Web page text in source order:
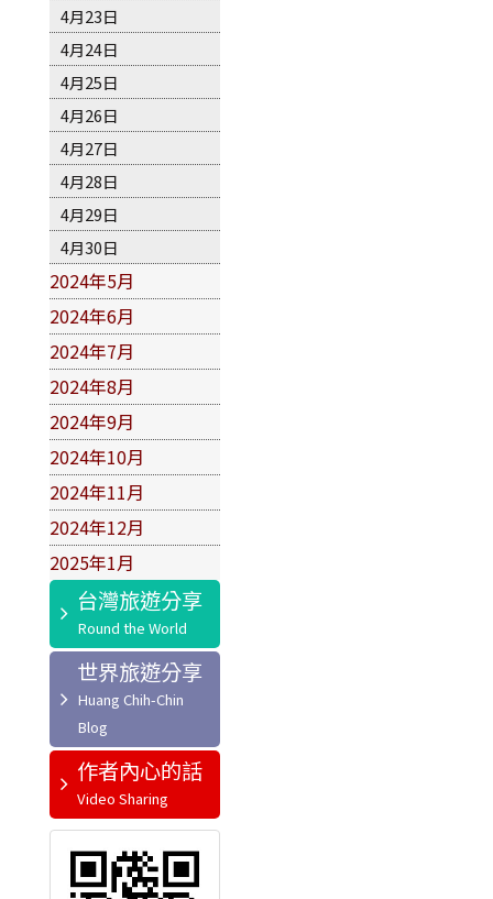
4月23日
4月24日
4月25日
4月26日
4月27日
4月28日
4月29日
4月30日
2024年5月
2024年6月
2024年7月
2024年8月
2024年9月
2024年10月
2024年11月
2024年12月
2025年1月
台灣旅遊分享
世界旅遊分享
作者內心的話